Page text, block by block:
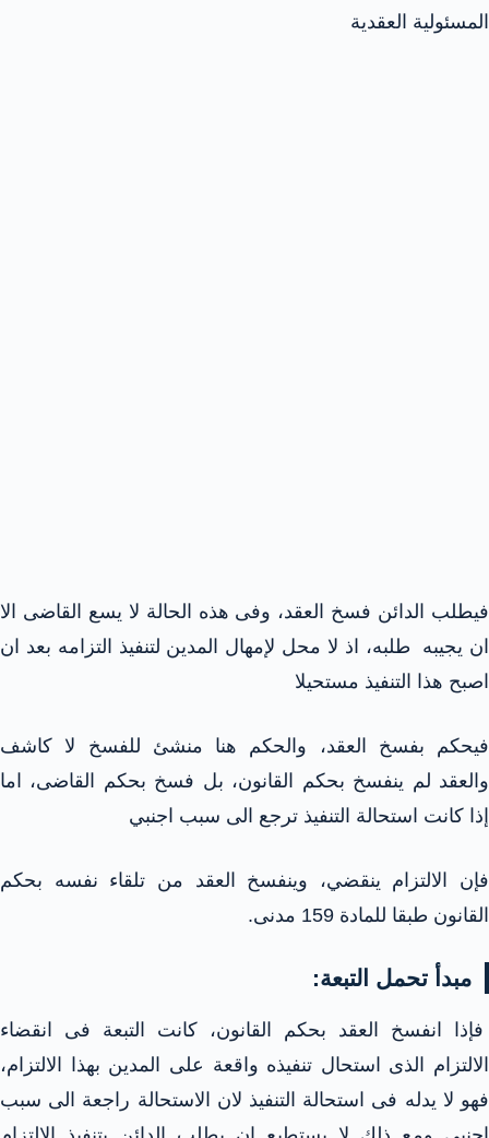
المسئولية العقدية
فيطلب الدائن فسخ العقد، وفى هذه الحالة لا يسع القاضى الا
ان يجيبه طلبه، اذ لا محل لإمهال المدين لتنفيذ التزامه بعد ان
اصبح هذا التنفيذ مستحيلا
فيحكم بفسخ العقد، والحكم هنا منشئ للفسخ لا كاشف
والعقد لم ينفسخ بحكم القانون، بل فسخ بحكم القاضى، اما
إذا كانت استحالة التنفيذ ترجع الى سبب اجنبي
فإن الالتزام ينقضي، وينفسخ العقد من تلقاء نفسه بحكم
القانون طبقا للمادة 159 مدنى.
مبدأ تحمل التبعة:
فإذا انفسخ العقد بحكم القانون، كانت التبعة فى انقضاء
الالتزام الذى استحال تنفيذه واقعة على المدين بهذا الالتزام،
فهو لا يدله فى استحالة التنفيذ لان الاستحالة راجعة الى سبب